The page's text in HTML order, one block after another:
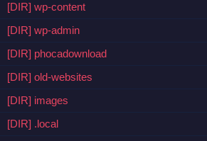
[DIR] wp-content
[DIR] wp-admin
[DIR] phocadownload
[DIR] old-websites
[DIR] images
[DIR] .local